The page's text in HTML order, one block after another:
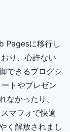
Pagesに移行し
り、心許ない
できるブログシ
トやプレゼン
なかったり、
マフォで快適
く解放されまし